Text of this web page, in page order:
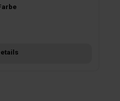
Gesamtgewicht des